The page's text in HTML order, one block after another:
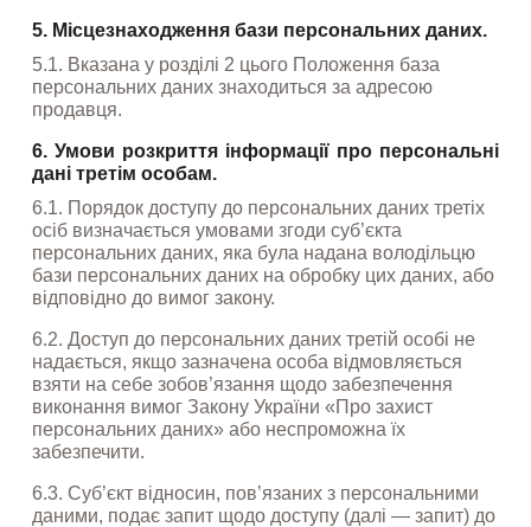
5. Місцезнаходження бази персональних даних.
5.1. Вказана у розділі 2 цього Положення база
персональних даних знаходиться за адресою
продавця.
6. Умови розкриття інформації про персональні
дані третім особам.
6.1. Порядок доступу до персональних даних третіх
осіб визначається умовами згоди суб’єкта
персональних даних, яка була надана володільцю
бази персональних даних на обробку цих даних, або
відповідно до вимог закону.
6.2. Доступ до персональних даних третій особі не
надається, якщо зазначена особа відмовляється
взяти на себе зобов’язання щодо забезпечення
виконання вимог Закону України «Про захист
персональних даних» або неспроможна їх
забезпечити.
6.3. Суб’єкт відносин, пов’язаних з персональними
даними, подає запит щодо доступу (далі — запит) до